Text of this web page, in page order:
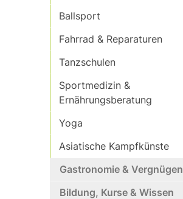
Ballsport
Fahrrad & Reparaturen
Tanzschulen
Sportmedizin &
Ernährungsberatung
Yoga
Asiatische Kampfkünste
Gastronomie & Vergnügen
Bildung, Kurse & Wissen